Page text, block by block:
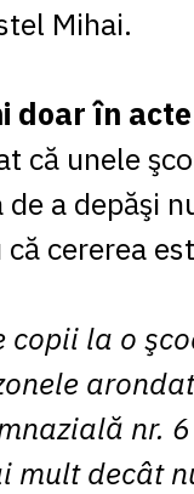
Mihai.
doar în acte
că unele
a depăşi
cererea
copii la o
nr.
mult decât